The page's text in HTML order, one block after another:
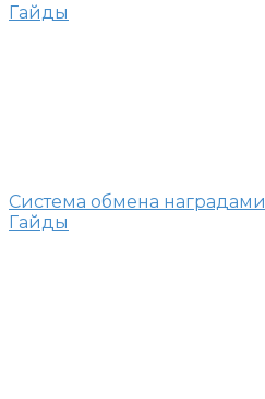
Гайды
Система обмена наградами
Гайды